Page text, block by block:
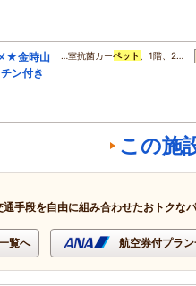
★金時山
ン付き
…室抗菌カーペット 、1階、2…
この施
通手段を自由に組み合わせたおトクな
覧へ 航空券付プラ